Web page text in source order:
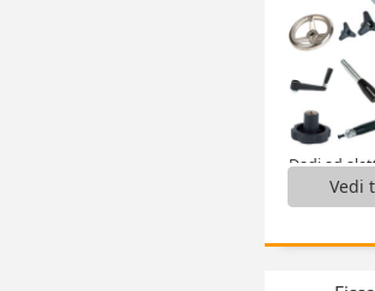
Dadi ad
Vedi